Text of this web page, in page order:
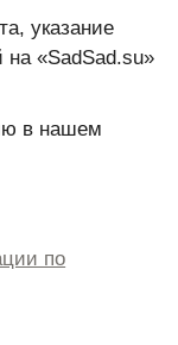
указание
на «SadSad.su»
в нашем